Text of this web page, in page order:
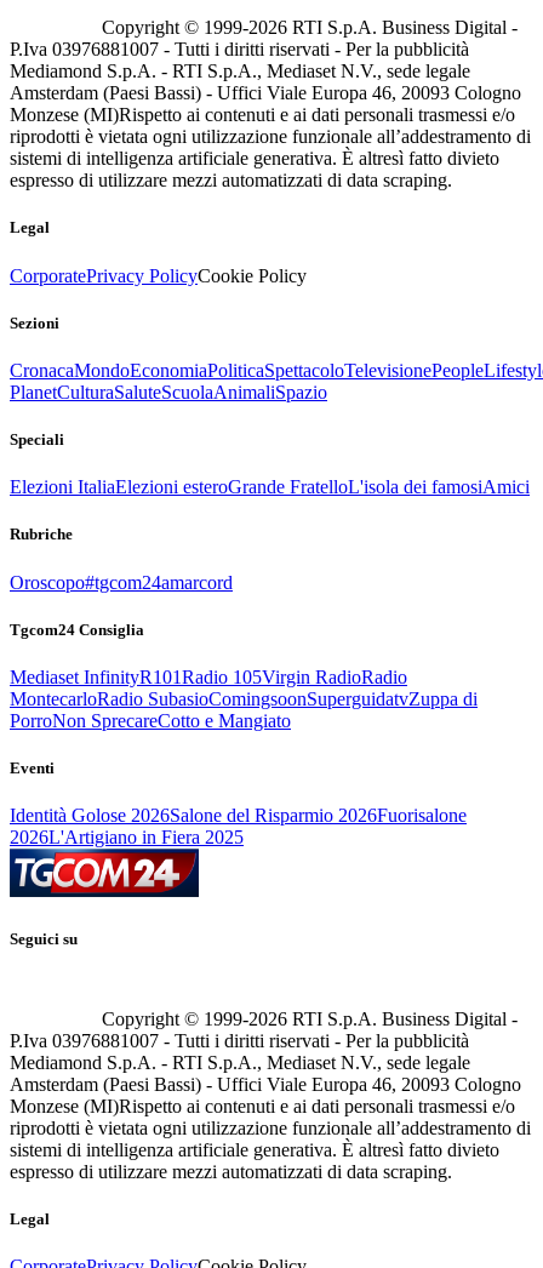
Copyright © 1999-2026 RTI S.p.A. Business Digital -
P.Iva 03976881007 - Tutti i diritti riservati - Per la pubblicità
Mediamond S.p.A. - RTI S.p.A., Mediaset N.V., sede legale
Amsterdam (Paesi Bassi) - Uffici Viale Europa 46, 20093 Cologno
Monzese (MI)Rispetto ai contenuti e ai dati personali trasmessi e/o
riprodotti è vietata ogni utilizzazione funzionale all’addestramento di
sistemi di intelligenza artificiale generativa. È altresì fatto divieto
espresso di utilizzare mezzi automatizzati di data scraping.
Legal
CorporatePrivacy PolicyCookie Policy
Sezioni
CronacaMondoEconomiaPoliticaSpettacoloTelevisionePeople
PlanetCulturaSaluteScuolaAnimaliSpazio
Speciali
Elezioni ItaliaElezioni esteroGrande FratelloL'isola dei famosiAmici
Rubriche
Oroscopo#tgcom24amarcord
Tgcom24 Consiglia
Mediaset InfinityR101Radio 105Virgin RadioRadio
MontecarloRadio SubasioComingsoonSuperguidatvZuppa di
PorroNon SprecareCotto e Mangiato
Eventi
Identità Golose 2026Salone del Risparmio 2026Fuorisalone
2026L'Artigiano in Fiera 2025
Seguici su
Copyright © 1999-2026 RTI S.p.A. Business Digital -
P.Iva 03976881007 - Tutti i diritti riservati - Per la pubblicità
Mediamond S.p.A. - RTI S.p.A., Mediaset N.V., sede legale
Amsterdam (Paesi Bassi) - Uffici Viale Europa 46, 20093 Cologno
Monzese (MI)Rispetto ai contenuti e ai dati personali trasmessi e/o
riprodotti è vietata ogni utilizzazione funzionale all’addestramento di
sistemi di intelligenza artificiale generativa. È altresì fatto divieto
espresso di utilizzare mezzi automatizzati di data scraping.
Legal